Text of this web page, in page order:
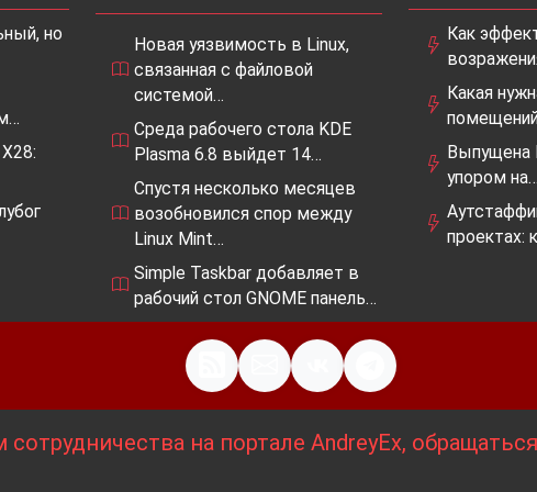
но
Новая уязвимость в Linux,
связанная с файловой
системой…
Среда рабочего стола KDE
Plasma 6.8 выйдет 14…
Спустя несколько месяцев
возобновился спор между
Linux Mint…
Simple Taskbar добавляет в
рабочий стол GNOME панель…
Как
Какая
Выпущена
упором
проектах:
на портале AndreyEx,